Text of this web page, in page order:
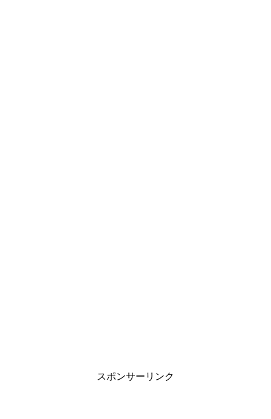
スポンサーリンク